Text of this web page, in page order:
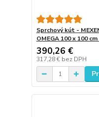
Sprchový kút -
OMEGA 100 x 100
390,26 €
317,28 € bez DPH